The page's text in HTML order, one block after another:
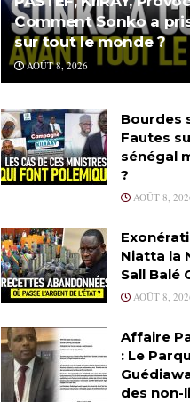
Comment Sonko a
sur tout le monde ?
AOÛT 8, 2026
Bourdes
Fautes
sénégal
?
AOÛT 8,
Niatta la
Sall Balé
AOÛT 8,
Affaire
: Le
des non-